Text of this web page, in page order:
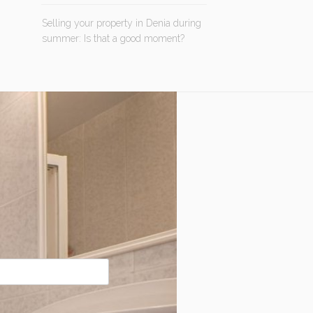
Selling your property in Denia during
summer: Is that a good moment?